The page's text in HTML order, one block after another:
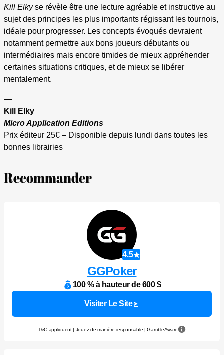
Kill Elkyse révèle être une lecture agréable et instructive au
sujet des principes les plus importants régissant les tournois,
idéale pour progresser. Les concepts évoqués devraient
notamment permettre aux bons joueurs débutants ou
intermédiaires mais encore timides de mieux appréhender
certaines situations critiques, et de mieux se libérer
mentalement.
—
Kill Elky
Micro Application Editions
Prix éditeur 25€ – Disponible depuis lundi dans toutes les
bonnes librairies
Recommander
4.5
GGPoker
100 % à hauteur de 600 $
Visiter Le Site
T&C appliquent | Jouez de manière responsable |GambleAware